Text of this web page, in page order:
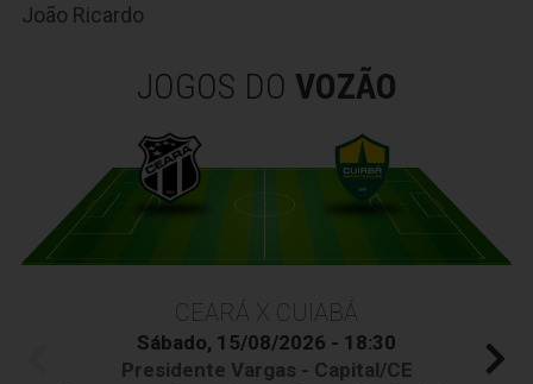
João Ricardo
JOGOS DO VOZÃO
CEARÁ X CUIABÁ
Sábado, 15/08/2026 - 18:30
Presidente Vargas - Capital/CE